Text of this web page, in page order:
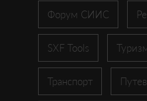
Форум СИИС
SXF Tools
Транспорт